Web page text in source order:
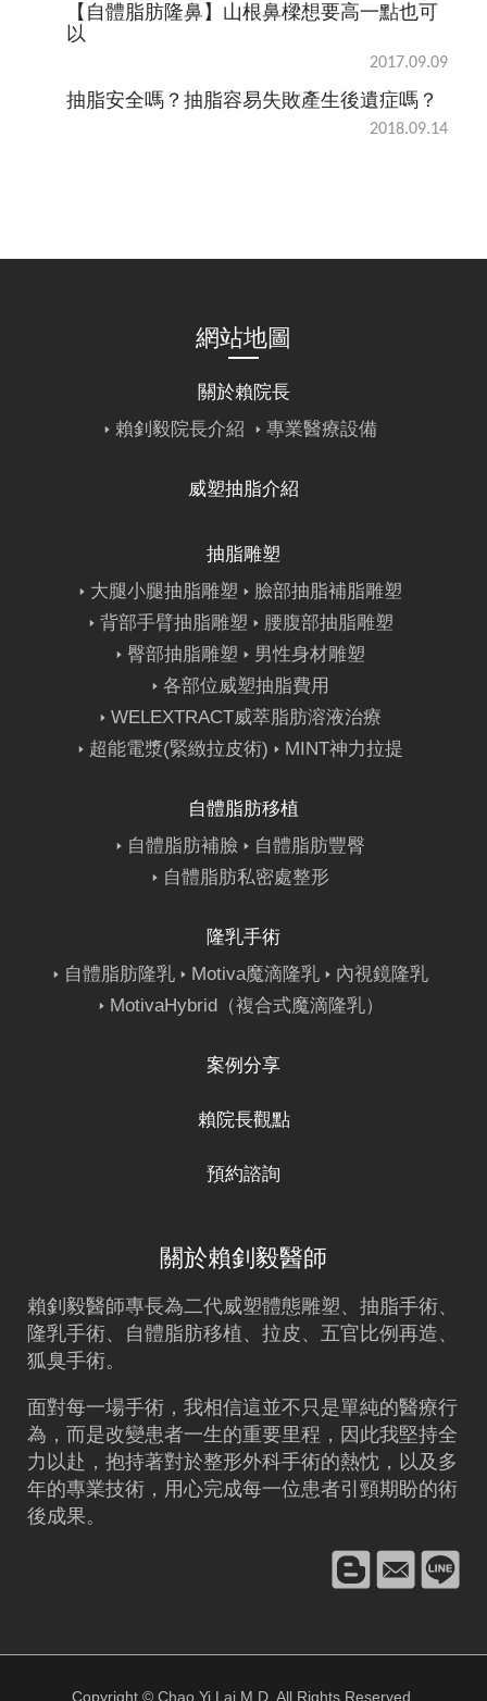
【自體脂肪隆鼻】山根鼻樑想要高一點也可
以
2017.09.09
抽脂安全嗎？抽脂容易失敗產生後遺症嗎？
2018.09.14
網站地圖
關於賴院長
賴釗毅院長介紹
專業醫療設備
威塑抽脂介紹
抽脂雕塑
大腿小腿抽脂雕塑
臉部抽脂補脂雕塑
背部手臂抽脂雕塑
腰腹部抽脂雕塑
臀部抽脂雕塑
男性身材雕塑
各部位威塑抽脂費用
WELEXTRACT威萃脂肪溶液治療
超能電漿(緊緻拉皮術)
MINT神力拉提
自體脂肪移植
自體脂肪補臉
自體脂肪豐臀
自體脂肪私密處整形
隆乳手術
自體脂肪隆乳
Motiva魔滴隆乳
內視鏡隆乳
MotivaHybrid（複合式魔滴隆乳）
案例分享
賴院長觀點
預約諮詢
關於賴釗毅醫師
賴釗毅醫師專長為二代威塑體態雕塑、 抽脂手術、
隆乳手術、 自體脂肪移植、拉皮、五官比例再造、
狐臭手術。
面對每一場手術，我相信這並不只是單純的醫療行
為，而是改變患者一生的重要里程，因此我堅持全
力以赴，抱持著對於整形外科手術的熱忱，以及多
年的專業技術，用心完成每一位患者引頸期盼的術
後成果。
Copyright © Chao Yi Lai,M.D. All Rights Reserved.